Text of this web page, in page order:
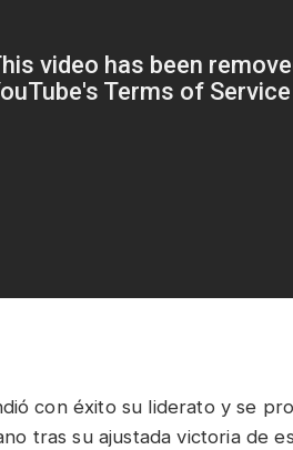
con éxito su liderato y se
tras su ajustada victoria de